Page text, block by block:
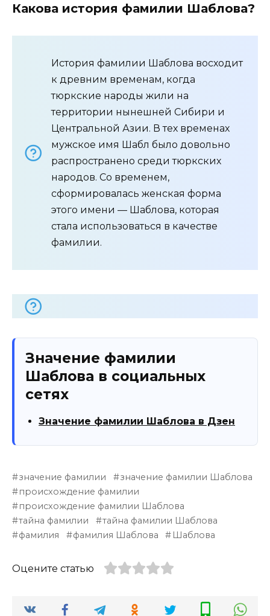
Какова история фамилии Шаблова?
История фамилии Шаблова восходит
к древним временам, когда
тюркские народы жили на
территории нынешней Сибири и
Центральной Азии. В тех временах
мужское имя Шабл было довольно
распространено среди тюркских
народов. Со временем,
сформировалась женская форма
этого имени — Шаблова, которая
стала использоваться в качестве
фамилии.
Значение фамилии
Шаблова в социальных
сетях
Значение фамилии Шаблова в Дзен
значение фамилии
значение фамилии Шаблова
происхождение фамилии
происхождение фамилии Шаблова
тайна фамилии
тайна фамилии Шаблова
фамилия
фамилия Шаблова Шаблова
Оцените статью